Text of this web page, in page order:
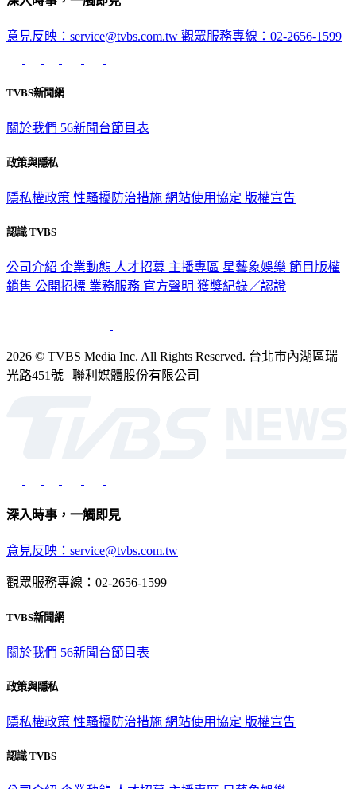
意見反映：service@tvbs.com.tw 觀眾服務專線：02-2656-1599
TVBS新聞網
關於我們 56新聞台節目表
政策與隱私
隱私權政策 性騷擾防治措施 網站使用協定 版權宣告
認識 TVBS
公司介紹 企業動態 人才招募 主播專區 星藝象娛樂 節目版權
銷售 公開招標 業務服務 官方聲明 獲獎紀錄／認證
2026 © TVBS Media Inc. All Rights Reserved. 台北市內湖區瑞
光路451號 | 聯利媒體股份有限公司
深入時事，一觸即見
意見反映：service@tvbs.com.tw
觀眾服務專線：02-2656-1599
TVBS新聞網
關於我們 56新聞台節目表
政策與隱私
隱私權政策 性騷擾防治措施 網站使用協定 版權宣告
認識 TVBS